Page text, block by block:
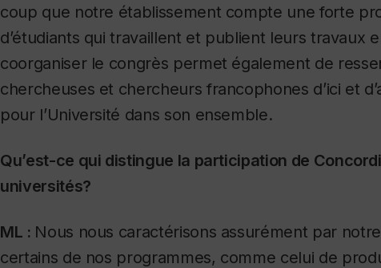
coup que notre établissement compte une forte
d’étudiants qui travaillent et publient leurs travaux
coorganiser le congrès permet également de
chercheuses et chercheurs francophones d’ici et
pour l’Université dans son ensemble.
Qu’est-ce qui distingue la participation de
universités?
ML : Nous nous caractérisons assurément par
certains de nos programmes, comme celui de